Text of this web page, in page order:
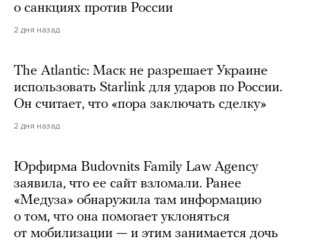
о санкциях против России
2 дня назад
The Atlantic: Маск не разрешает Украине
использовать Starlink для ударов по России.
Он считает, что «пора заключать сделку»
2 дня назад
Юрфирма Budovnits Family Law Agency
заявила, что ее сайт взломали. Ранее
«Медуза» обнаружила там информацию
о том, что она помогает уклоняться
от мобилизации — и этим занимается дочь